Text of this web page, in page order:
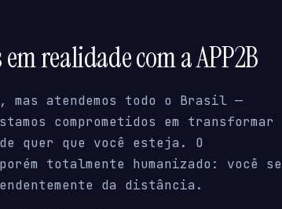
realidade com a APP2B
atendemos todo o Brasil —
comprometidos em transformar
quer que você esteja. O
totalmente humanizado: você se
da distância.